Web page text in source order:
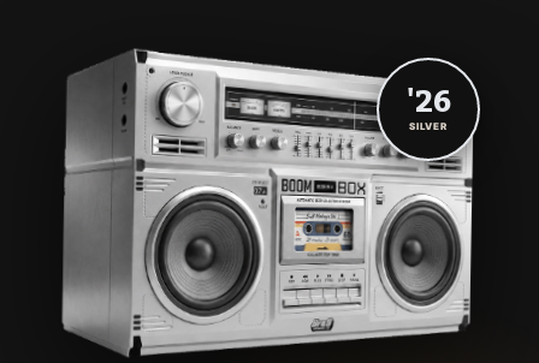
'26
SILVER